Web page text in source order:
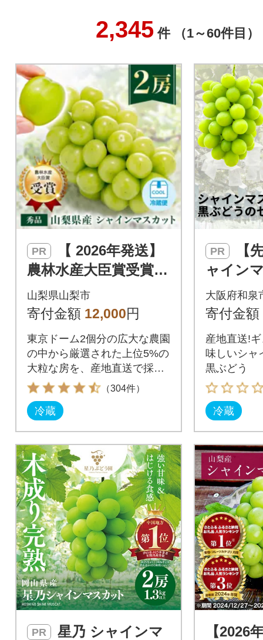
2,345件 （1～60件目）
PR
農林水産大臣賞受賞!!
シャインマスカット
2房 1kg以上
山梨県山梨市
寄付金額 12,000円
東京ドーム2個分の広大な農園
の中から厳選された上位5%の
大粒な房を、産地直送で採れ
たての状態で
（304件）
冷蔵
PR
ャイン
+黒ぶ
Kg以上
大阪府和泉
寄付金額
産地直送!
味しいシャ
黒ぶどう
冷蔵
PR
【2026